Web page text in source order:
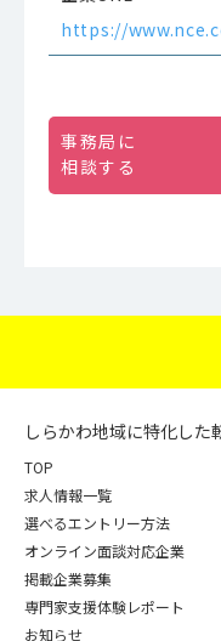
https://
事務局に
相談する
しらかわ地域に特化した
TOP
求人情報一覧
選べるエントリー方法
オンライン面談対応企業
掲載企業募集
専門家支援体験レポート
お知らせ